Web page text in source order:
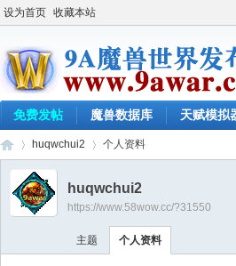
设为首页 收藏本站
免费发帖 魔兽数据库 天赋模拟
›
huqwchui2 个人资料
huqwchui2
https://www.58wow.cc/?31550
主题 个人资料